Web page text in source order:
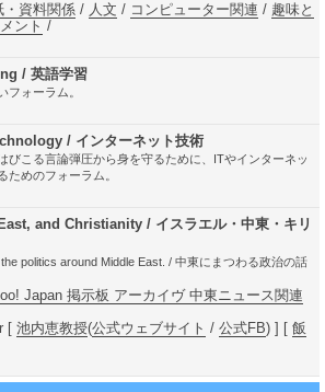
・資料関係 / 人文 / コンピューター関連 / 趣味と
ント /
/ 英語学習
フォーラム。
/ インターネット技術
びこる言論弾圧から身を守るために、ITやインターネッ
ためのフォーラム。
and Christianity / イスラエル・中東・キリ
politics around Middle East. / 中東にまつわる政治の話
Japan 掲示板 アーカイヴ 中東ニュース関連
[ 池内恵教授(公式ウェブサイト / 公式FB) ] [ 飯